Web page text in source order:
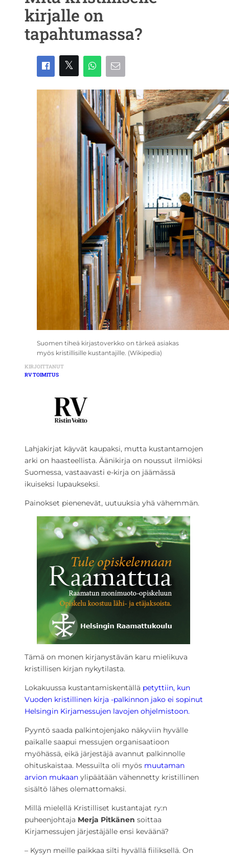
kirjalle on
tapahtumassa?
Suomen tiheä kirjastoverkko on tärkeä asiakas
myös kristillisille kustantajille. (Wikipedia)
KIRJOITTANUT
RV TOIMITUS
Lahjakirjat käyvät kaupaksi, mutta kustantamojen
arki on haasteellista. Äänikirja on noussut ilmiöksi
Suomessa, vastaavasti e-kirja on jäämässä
ikuiseksi lupaukseksi.
Painokset pienenevät, uutuuksia yhä vähemmän.
Tämä on monen kirjanystävän karu mielikuva
kristillisen kirjan nykytilasta.
Lokakuussa kustantamiskentällä petyttiin, kun
Vuoden kristillinen kirja -palkinnon jako ei sopinut
Helsingin Kirjamessujen lavojen ohjelmistoon.
Pyyntö saada palkintojenjako näkyviin hyvälle
paikalle saapui messujen organisaatioon
myöhässä, eikä järjestäjä avannut palkinnolle
ohituskaistaa. Messuilta oli myös muutaman
arvion mukaan ylipäätään vähennetty kristillinen
sisältö lähes olemattomaksi.
Millä mielellä Kristilliset kustantajat ry:n
puheenjohtaja Merja Pitkänen soittaa
Kirjamessujen järjestäjälle ensi keväänä?
– Kysyn meille paikkaa silti hyvällä fiiliksellä. On